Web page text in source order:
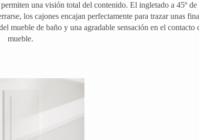
una visión total del contenido. El ingletado a 45º
los cajones encajan perfectamente para trazar unas
mueble de baño y una agradable sensación en el contacto
mueble.